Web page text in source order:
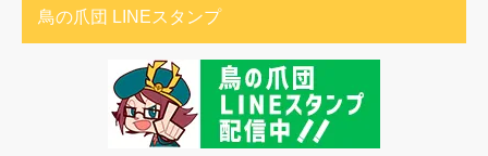
鳥の爪団 LINEスタンプ